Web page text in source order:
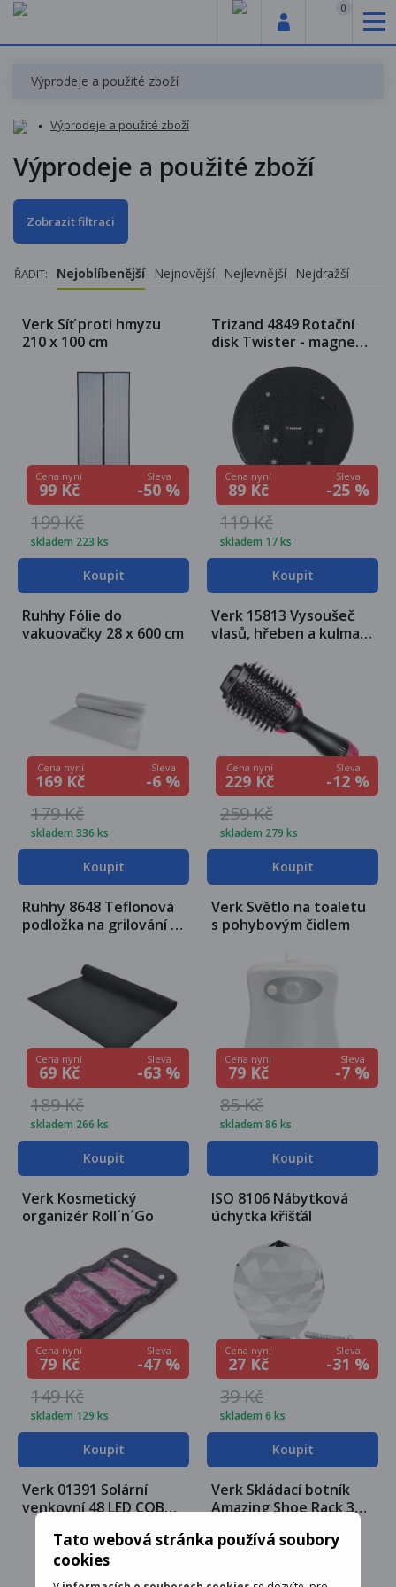
Tato webová stránka používá soubory
cookies
0
Výprodeje a použité zboží
Výprodeje a použité zboží
Výprodeje a použité zboží
Zobrazit filtraci
ŘADIT: Nejoblíbenější Nejnovější Nejlevnější Nejdražší
Verk Síť proti hmyzu
210 x 100 cm
Cena nyní
99 Kč
Sleva
-50 %
199 Kč
skladem 223 ks
Koupit
Trizand 4849 Rotační
disk Twister - magnet
Cena nyní
89 Kč
Sleva
-25 %
119 Kč
skladem 17 ks
Koupit
Ruhhy Fólie do
vakuovačky 28 x 600 cm
Cena nyní
169 Kč
Sleva
-6 %
179 Kč
skladem 336 ks
Koupit
Verk 15813 Vysoušeč
vlasů, hřeben a kulma 3
Cena nyní
229 Kč
Sleva
-12 %
259 Kč
skladem 279 ks
Koupit
Ruhhy 8648 Teflonová
podložka na grilování a
Cena nyní
69 Kč
Sleva
-63 %
189 Kč
skladem 266 ks
Koupit
Verk Světlo na toaletu
s pohybovým čidlem
Cena nyní
79 Kč
Sleva
-7 %
85 Kč
skladem 86 ks
Koupit
Verk Kosmetický
organizér Roll´n´Go
Cena nyní
79 Kč
Sleva
-47 %
149 Kč
skladem 129 ks
Koupit
ISO 8106 Nábytková
úchytka křišťál
Cena nyní
27 Kč
Sleva
-31 %
39 Kč
skladem 6 ks
Koupit
Verk 01391 Solární
venkovní 48 LED COB
osvětlení s pohybovým
senzorem
Verk Skládací botník
Amazing Shoe Rack 30